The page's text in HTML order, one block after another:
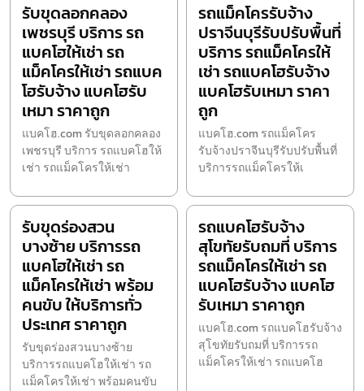
รับขุดลอกคลอง
เพชรบุรี บริการ รถ
แบคโฮให้เช่า รถ
แม็คโครให้เช่า รถแบค
โฮรับจ้าง แบคโฮรับ
เหมา ราคาถูก
แบคโฮ.com รับขุดลอกคลอง
เพชรบุรี บริการ รถแบคโฮให้
เช่า รถแม็คโครให้เช่า
รถแม็คโครรับจ้าง
ปราจีนบุรีรับปรับพื้นที่
บริการ รถแม็คโครให้
เช่า รถแบคโฮรับจ้าง
แบคโฮรับเหมา ราคา
ถูก
แบคโฮ.com รถแม็คโคร
รับจ้างปราจีนบุรีรับปรับพื้นที่
บริการรถแม็คโครให้เ
รับขุดร่องสวน
บางซ้าย บริการรถ
แบคโฮให้เช่า รถ
แม็คโครให้เช่า พร้อม
คนขับ ให้บริการทั่ว
ประเทศ ราคาถูก
รับขุดร่องสวนบางซ้าย
บริการรถแบคโฮให้เช่า รถ
แม็คโครให้เช่า พร้อมคนขับ
รถแบคโฮรับจ้าง
สุโขทัยรับถมที่ บริการ
รถแม็คโครให้เช่า รถ
แบคโฮรับจ้าง แบคโฮ
รับเหมา ราคาถูก
แบคโฮ.com รถแบคโฮรับจ้าง
สุโขทัยรับถมที่ บริการรถ
แม็คโครให้เช่า รถแบคโฮ